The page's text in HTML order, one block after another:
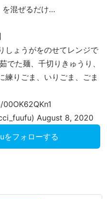
を混ぜるだけ…
しょうがをのせてレンジで
でた麺、千切りきゅうり、
練りごま、いりごま、ごま
August 8, 2020
フォローする